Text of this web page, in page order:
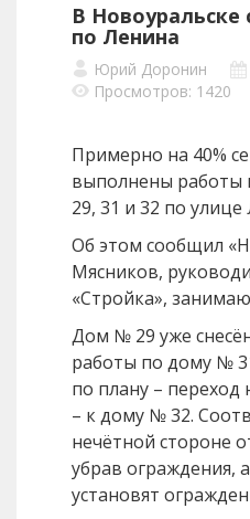
В
по Ленина
Юрий Доронин
Просмотров: 1420
Примерно на 40%
выполнены
29, 31 и 32 по улице
Об этом сообщил
Мясников,
«Стройка»,
Дом № 29 уже
работы по дому №
по плану – переход
– к дому № 32.
нечётной стороне
убрав ограждения,
установят